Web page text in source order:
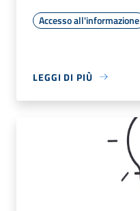
Accesso all'informazione
LEGGI DI PIÙ